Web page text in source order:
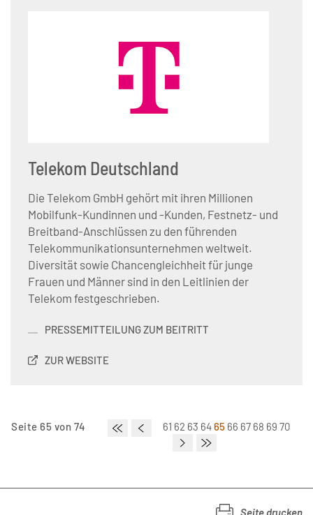
Telekom Deutschland
Die Telekom GmbH gehört mit ihren Millionen
Mobilfunk-Kundinnen und -Kunden, Festnetz- und
Breitband-Anschlüssen zu den führenden
Telekommunikationsunternehmen weltweit.
Diversität sowie Chancengleichheit für junge
Frauen und Männer sind in den Leitlinien der
Telekom festgeschrieben.
PRESSEMITTEILUNG ZUM BEITRITT
ZUR WEBSITE
Seite 65 von 74 61 62 63 6465 66 67 68 69 70
Seite drucken